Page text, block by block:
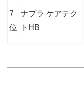
7
位
ナプラ ケアテク
トHB